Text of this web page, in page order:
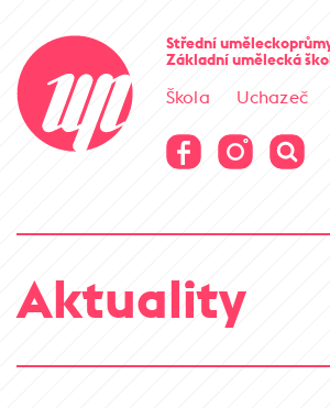
Střední
Základní umělecká
Škola Uchazeč
Virtuální prohlídka
Virtuální prohlídka
Aktuality